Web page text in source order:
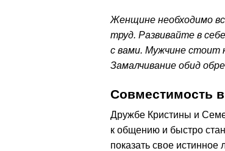
Женщине необходимо
труд. Развивайте в
с вами. Мужчине стоит
Замалчивание обид
Совместимость
Дружбе Кристины и
к общению и быстро
показать свое